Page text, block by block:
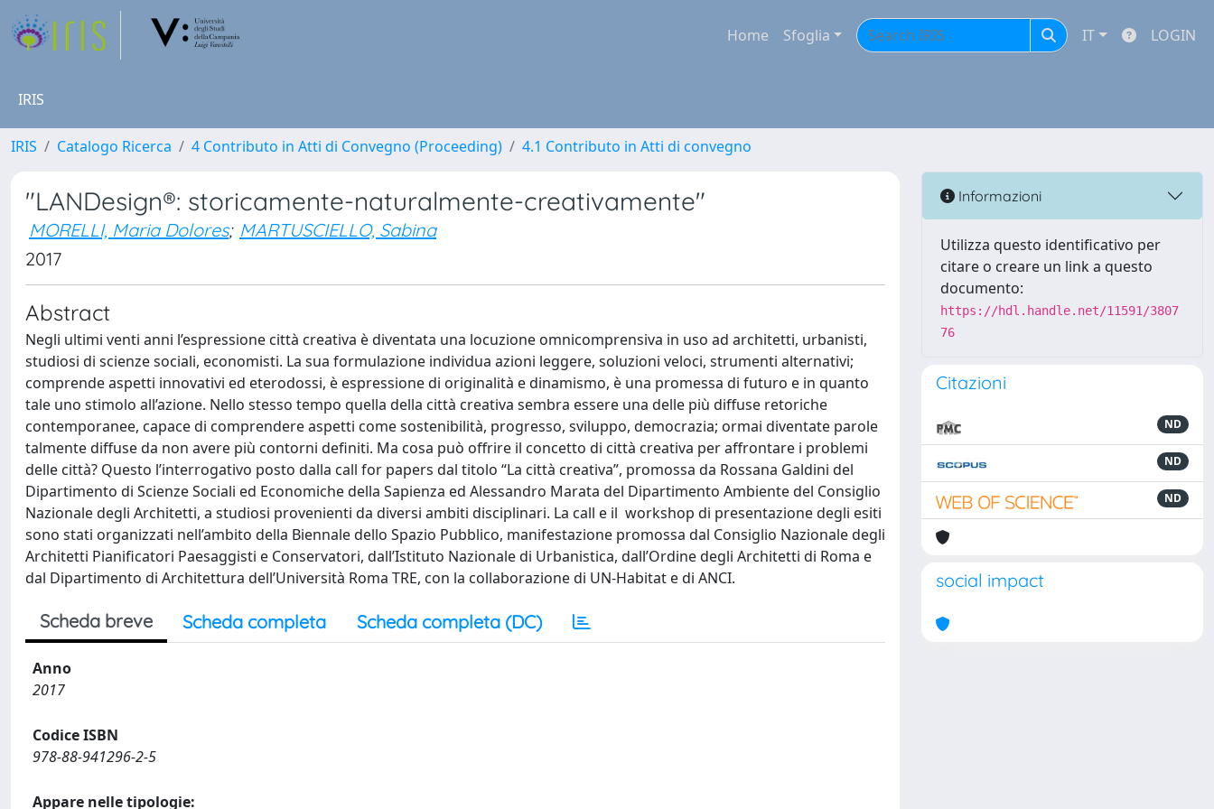
Home Sfoglia IT LOGIN
IRIS
IRIS Catalogo Ricerca 4 Contributo in Atti di Convegno (Proceeding) 4.1 Contributo in Atti di convegno
"LANDesign®: storicamente-naturalmente-creativamente"
MORELLI, Maria Dolores; MARTUSCIELLO, Sabina
2017
Abstract
Negli ultimi venti anni l’espressione città creativa è diventata una locuzione omnicomprensiva in uso ad architetti, urbanisti,
studiosi di scienze sociali, economisti. La sua formulazione individua azioni leggere, soluzioni veloci, strumenti alternativi;
comprende aspetti innovativi ed eterodossi, è espressione di originalità e dinamismo, è una promessa di futuro e in quanto
tale uno stimolo all’azione. Nello stesso tempo quella della città creativa sembra essere una delle più diffuse retoriche
contemporanee, capace di comprendere aspetti come sostenibilità, progresso, sviluppo, democrazia; ormai diventate parole
talmente diffuse da non avere più contorni definiti. Ma cosa può offrire il concetto di città creativa per affrontare i problemi
delle città? Questo l’interrogativo posto dalla call for papers dal titolo “La città creativa”, promossa da Rossana Galdini del
Dipartimento di Scienze Sociali ed Economiche della Sapienza ed Alessandro Marata del Dipartimento Ambiente del Consiglio
Nazionale degli Architetti, a studiosi provenienti da diversi ambiti disciplinari. La call e il workshop di presentazione degli esiti
sono stati organizzati nell’ambito della Biennale dello Spazio Pubblico, manifestazione promossa dal Consiglio Nazionale degli
Architetti Pianificatori Paesaggisti e Conservatori, dall’Istituto Nazionale di Urbanistica, dall’Ordine degli Architetti di Roma e
dal Dipartimento di Architettura dell’Università Roma TRE, con la collaborazione di UN-Habitat e di ANCI.
Scheda breve Scheda completa Scheda completa (DC)
Anno
2017
Codice ISBN
978-88-941296-2-5
Appare nelle tipologie:
Informazioni
Utilizza questo identificativo per
citare o creare un link a questo
documento:
https://hdl.handle.net/11591/3807
76
Citazioni
ND
ND
ND
social impact